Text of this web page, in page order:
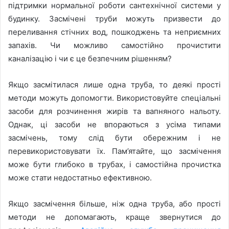
підтримки нормальної роботи сантехнічної системи у
будинку. Засмічені труби можуть призвести до
переливання стічних вод, пошкоджень та неприємних
запахів. Чи можливо самостійно прочистити
каналізацію і чи є це безпечним рішенням?
Якщо засмітилася лише одна труба, то деякі прості
методи можуть допомогти. Використовуйте спеціальні
засоби для розчинення жирів та вапняного нальоту.
Однак, ці засоби не впораються з усіма типами
засмічень, тому слід бути обережним і не
перевикористовувати їх. Пам’ятайте, що засмічення
може бути глибоко в трубах, і самостійна прочистка
може стати недостатньо ефективною.
Якщо засмічення більше, ніж одна труба, або прості
методи не допомагають, краще звернутися до